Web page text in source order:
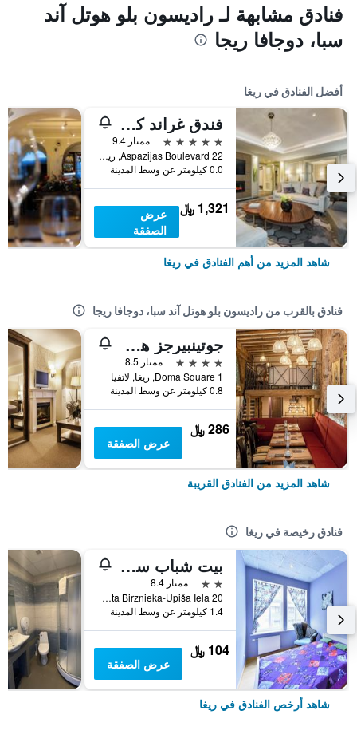
فنادق مشابهة لـ راديسون بلو هوتل آند
سبا، دوجافا ريجا
أفضل الفنادق في ريغا
فندق غراند كمبينسكي ريغا
5 نجوم
ممتاز 9.4
Aspazijas Boulevard 22, ريغا, لاتفيا
0.0 كيلومتر عن وسط المدينة
1,321 ﷼
عرض
الصفقة
شاهد المزيد من أهم الفنادق في ريغا
فنادق بالقرب من راديسون بلو هوتل آند سبا، دوجافا ريجا
جوتينبيرجز هوتل
4 نجوم
ممتاز 8.5
1 Doma Square, ريغا, لاتفيا
0.8 كيلومتر عن وسط المدينة
286 ﷼
عرض الصفقة
شاهد المزيد من الفنادق القريبة
فنادق رخيصة في ريغا
بيت شباب سنترال
2 نجمتين
ممتاز 8.4
20 Ernesta Birznieka-Upiša Iela, ريغا, لاتفيا
1.4 كيلومتر عن وسط المدينة
104 ﷼
عرض الصفقة
شاهد أرخص الفنادق في ريغا